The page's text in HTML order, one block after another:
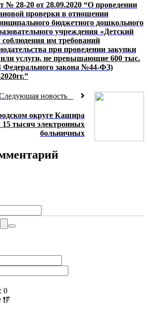
№ 28-20 от 28.09.2020 “О проведении
проверки в отношении
бюджетного дошкольного
учреждения «Детский
им требований
при проведении закупки
услуги, не превышающие 600 тыс.
Федерального закона №44-ФЗ)
новость
округе Кашира
тысяч электронных
больничных
0